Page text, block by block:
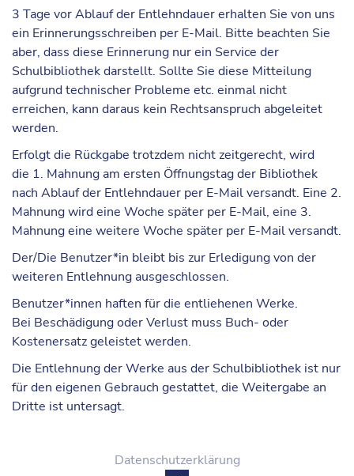
3 Tage vor Ablauf der Entlehndauer erhalten Sie von uns
ein Erinnerungsschreiben per E-Mail. Bitte beachten Sie
aber, dass diese Erinnerung nur ein Service der
Schulbibliothek darstellt. Sollte Sie diese Mitteilung
aufgrund technischer Probleme etc. einmal nicht
erreichen, kann daraus kein Rechtsanspruch abgeleitet
werden.
Erfolgt die Rückgabe trotzdem nicht zeitgerecht, wird
die 1. Mahnungam ersten Öffnungstag der Bibliothek
nach Ablauf der Entlehndauer per E-Mail versandt. Eine 2.
Mahnungwird eine Woche später per E-Mail, eine 3.
Mahnungeine weitere Woche später per E-Mail versandt.
Der/Die Benutzer*in bleibt bis zur Erledigung von der
weiteren Entlehnung ausgeschlossen.
Benutzer*innen haften für die entliehenen Werke.
Bei Beschädigung oder Verlust muss Buch- oder
Kostenersatz geleistet werden.
Die Entlehnung der Werke aus der Schulbibliothek ist nur
für den eigenen Gebrauch gestattet, die Weitergabe an
Dritte ist untersagt.
Datenschutzerklärung